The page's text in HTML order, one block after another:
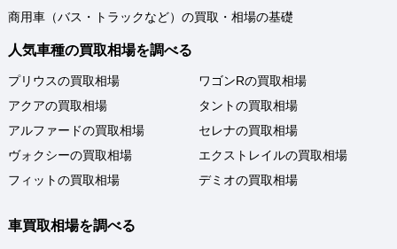
商用車（バス・トラックなど）の買取・相場の基礎
人気車種の買取相場を調べる
プリウスの買取相場
アクアの買取相場
アルファードの買取相場
ヴォクシーの買取相場
フィットの買取相場
ワゴンRの買取相場
タントの買取相場
セレナの買取相場
エクストレイルの買取相場
デミオの買取相場
車買取相場を調べる